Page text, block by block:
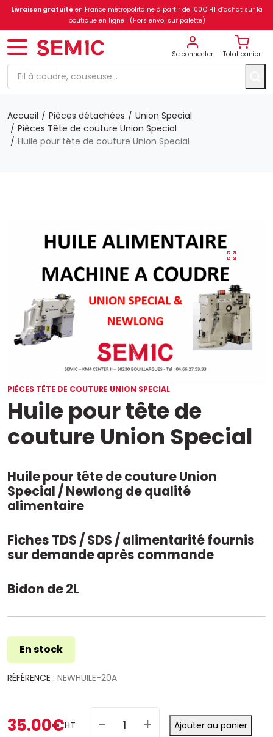
Livraison gratuiteen France métropolitaine à partir de 100€ HT d’achat sur la
boutique en ligne ! (Hors envoi sur palette)
Se connecter Total panier
Accueil Pièces détachées
Union Special
Pièces Tête de couture Union Special
Huile pour tête de couture Union Special
PIÈCES TÊTE DE COUTURE UNION SPECIAL
Huile pour tête de
couture Union Special
Huile pour tête de couture Union
Special / Newlong de qualité
alimentaire
Fiches TDS / SDS / alimentarité fournis
sur demande après commande
Bidon de 2L
En stock
RÉFÉRENCE : NEWHUILE-20A
35.00€HT Ajouter au panier